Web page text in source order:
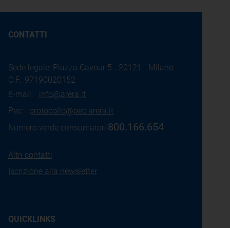
CONTATTI
Sede legale: Piazza Cavour 5 - 20121 - Milano
C.F.: 97190020152
E-mail: info@arera.it
Pec: protocollo@pec.arera.it
Numero verde consumatori:800.166.654
Altri contatti
Iscrizione alla newsletter
QUICKLINKS